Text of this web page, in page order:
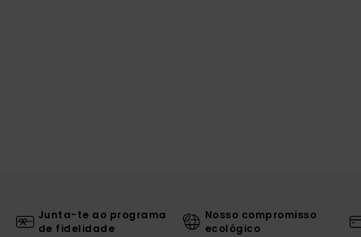
Junta-te ao programa
de fidelidade
Nosso compromisso
ecológico